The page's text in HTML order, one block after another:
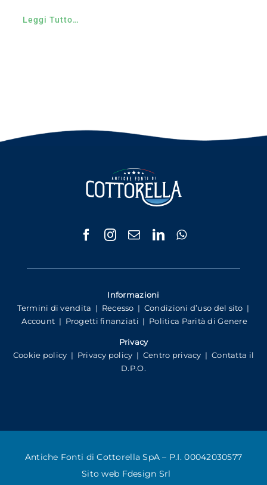
Leggi Tutto…
Informazioni
Termini di vendita | Recesso | Condizioni d’uso del sito |
Account | Progetti finanziati | Politica Parità di Genere
Privacy
Cookie policy | Privacy policy | Centro privacy |Contatta il
D.P.O.
Antiche Fonti di Cottorella SpA – P.I. 00042030577
Sito web Fdesign Srl